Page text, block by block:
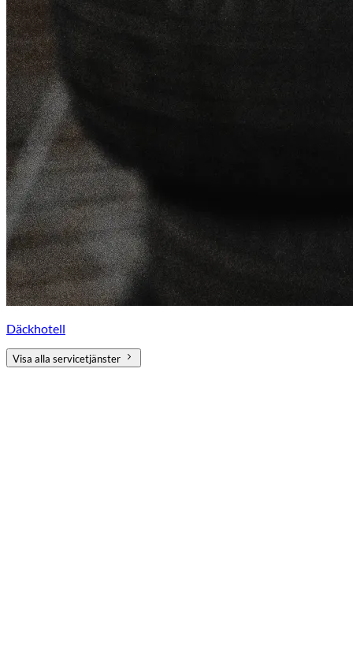
Däckhotell
Visa alla servicetjänster